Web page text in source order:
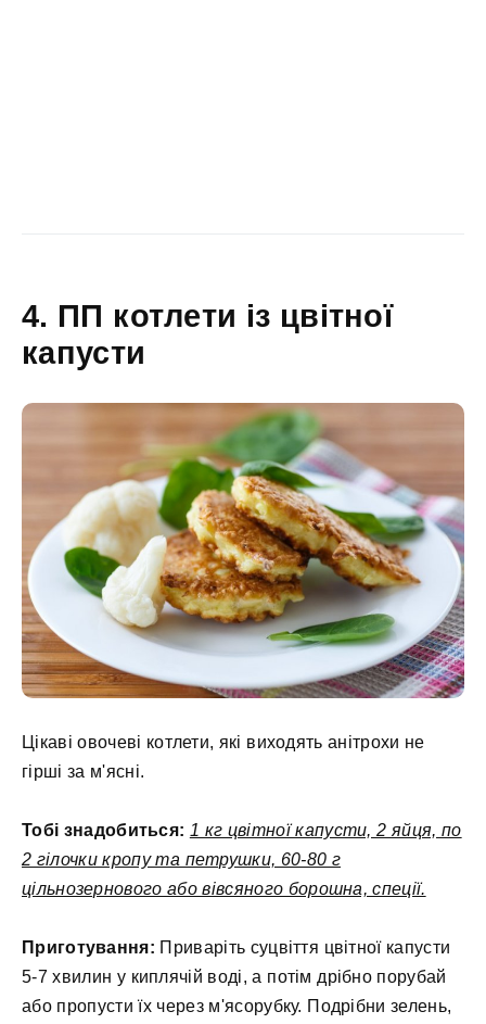
4. ПП котлети із цвітної
капусти
Цікаві овочеві котлети, які виходять анітрохи не
гірші за м'ясні.
Тобі знадобиться: 1 кг цвітної капусти, 2 яйця, по
2 гілочки кропу та петрушки, 60-80 г
цільнозернового або вівсяного борошна, спеції.
Приготування: Приваріть суцвіття цвітної капусти
5-7 хвилин у киплячій воді, а потім дрібно порубай
або пропусти їх через м'ясорубку. Подрібни зелень,